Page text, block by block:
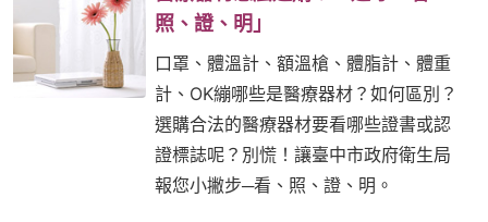
照、證、明」
口罩、體溫計、額溫槍、體脂計、體重
計、OK繃哪些是醫療器材？如何區別？
選購合法的醫療器材要看哪些證書或認
證標誌呢？別慌！讓臺中市政府衛生局
報您小撇步─看、照、證、明。